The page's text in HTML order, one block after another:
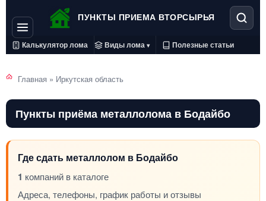
ПУНКТЫ ПРИЕМА ВТОРСЫРЬЯ
Калькулятор лома Виды лома ▾ Полезные статьи
Главная » Иркутская область
Пункты приёма металлолома в Бодайбо
Где сдать металлолом в Бодайбо
1 компаний в каталоге
Адреса, телефоны, график работы и отзывы